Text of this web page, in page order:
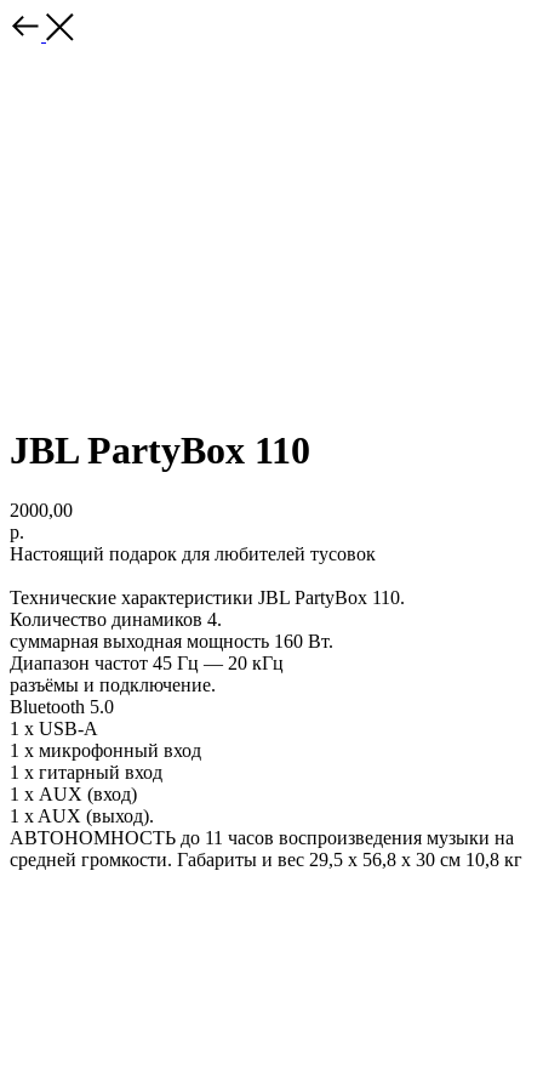
JBL PartyBox 110
2000,00
р.
Настоящий подарок для любителей тусовок
Технические характеристики JBL PartyBox 110.
Количество динамиков 4.
суммарная выходная мощность 160 Вт.
Диапазон частот 45 Гц — 20 кГц
разъёмы и подключение.
Bluetooth 5.0
1 х USB-A
1 x микрофонный вход
1 х гитарный вход
1 х AUX (вход)
1 x AUX (выход).
АВТОНОМНОСТЬ до 11 часов воспроизведения музыки на
средней громкости. Габариты и вес 29,5 х 56,8 х 30 см 10,8 кг